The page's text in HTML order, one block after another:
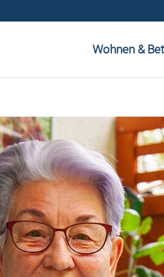
Wohnen &